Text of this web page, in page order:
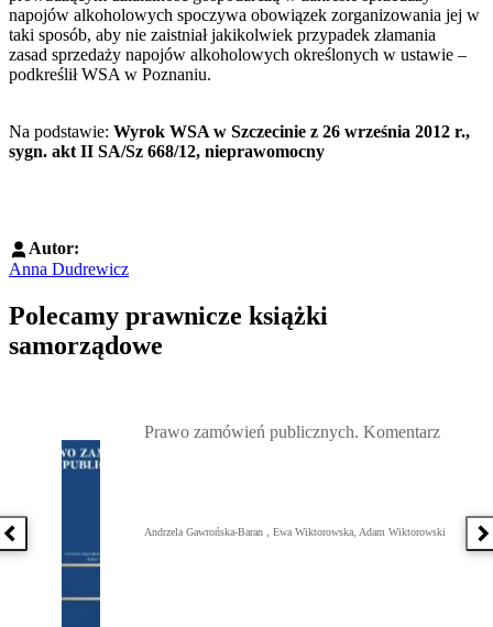
napojów alkoholowych spoczywa obowiązek zorganizowania jej w
taki sposób, aby nie zaistniał jakikolwiek przypadek złamania
zasad sprzedaży napojów alkoholowych określonych w ustawie –
podkreślił WSA w Poznaniu.
Na podstawie: Wyrok WSA w Szczecinie z 26 września 2012 r.,
sygn. akt II SA/Sz 668/12, nieprawomocny
Autor:
Anna Dudrewicz
Polecamy prawnicze książki
samorządowe
Poprzednia książka
Prawo zamówień publicznych. Komentarz
Andrzela Gawrońska-Baran , Ewa Wiktorowska, Adam Wiktorowski